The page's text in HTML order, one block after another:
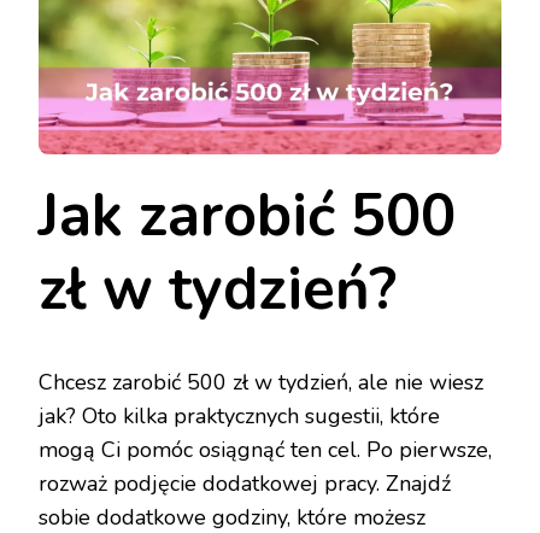
Jak zarobić 500
zł w tydzień?
Chcesz zarobić 500 zł w tydzień, ale nie wiesz
jak? Oto kilka praktycznych sugestii, które
mogą Ci pomóc osiągnąć ten cel. Po pierwsze,
rozważ podjęcie dodatkowej pracy. Znajdź
sobie dodatkowe godziny, które możesz